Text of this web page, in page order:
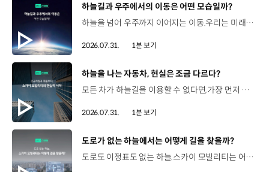
[동영상]
하늘길과 우주에서의 이동은 어떤 모습일까?
하늘을 넘어 우주까지 이어지는 이동.우리는 미래 모빌리티를 어떤 모습으로 상상해볼 수 있을까요? 현대진행형 팟캐스트 EP.20에서 확인하세요.📻 #현대자동차그룹 #현대진행형 #모빌리티팟캐스트 #하늘길 #스카이모빌리티 #우주 #우주항공 #자율주행 #모빌리티
2026.07.31. 1분 보기
[동영상]
하늘을 나는 자동차, 현실은 조금 다르다?
모든 차가 하늘길을 이용할 수 없다면,가장 먼저 하늘을 달리게 될 모빌리티는 무엇일까요? 현대진행형 팟캐스트 EP.20에서 확인하세요.📻 #현대자동차그룹 #현대진행형 #모빌리티팟캐스트 #하늘길 #스카이모빌리티 #우주 #우주항공 #자율주행 #모빌리티
2026.07.31. 1분 보기
[동영상]
도로가 없는 하늘에서는 어떻게 길을 찾을까?
도로도 이정표도 없는 하늘.스카이 모빌리티는 어떻게 목적지까지 이동할 수 있을까요? 현대진행형 팟캐스트 EP.20에서 확인하세요.📻 #현대자동차그룹 #현대진행형 #모빌리티팟캐스트 #하늘길 #스카이모빌리티 #우주 #우주항공 #자율주행 #모빌리티